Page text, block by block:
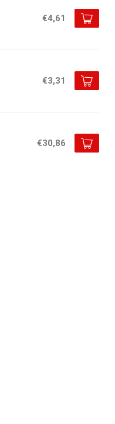
€4,61
€3,31
€30,86